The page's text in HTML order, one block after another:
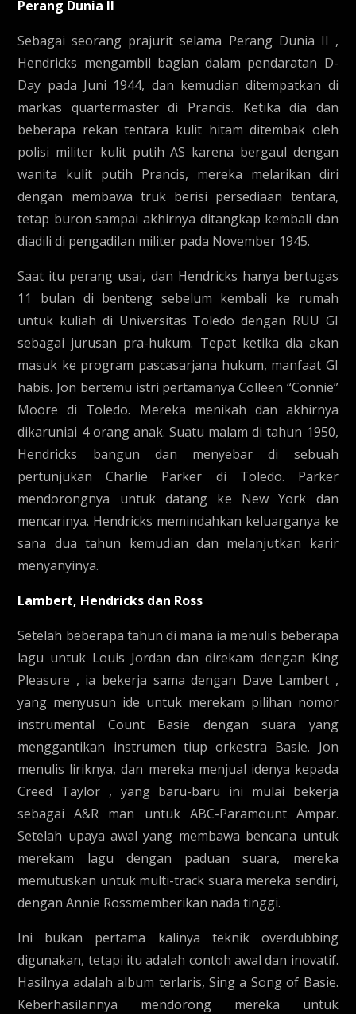
Perang Dunia II
Sebagai seorang prajurit selama Perang Dunia II ,
Hendricks mengambil bagian dalam pendaratan D-
Day pada Juni 1944, dan kemudian ditempatkan di
markas quartermaster di Prancis. Ketika dia dan
beberapa rekan tentara kulit hitam ditembak oleh
polisi militer kulit putih AS karena bergaul dengan
wanita kulit putih Prancis, mereka melarikan diri
dengan membawa truk berisi persediaan tentara,
tetap buron sampai akhirnya ditangkap kembali dan
diadili di pengadilan militer pada November 1945.
Saat itu perang usai, dan Hendricks hanya bertugas
11 bulan di benteng sebelum kembali ke rumah
untuk kuliah di Universitas Toledo dengan RUU GI
sebagai jurusan pra-hukum. Tepat ketika dia akan
masuk ke program pascasarjana hukum, manfaat GI
habis. Jon bertemu istri pertamanya Colleen “Connie”
Moore di Toledo. Mereka menikah dan akhirnya
dikaruniai 4 orang anak. Suatu malam di tahun 1950,
Hendricks bangun dan menyebar di sebuah
pertunjukan Charlie Parker di Toledo. Parker
mendorongnya untuk datang ke New York dan
mencarinya. Hendricks memindahkan keluarganya ke
sana dua tahun kemudian dan melanjutkan karir
menyanyinya.
Lambert, Hendricks dan Ross
Setelah beberapa tahun di mana ia menulis beberapa
lagu untuk Louis Jordan dan direkam dengan King
Pleasure , ia bekerja sama dengan Dave Lambert ,
yang menyusun ide untuk merekam pilihan nomor
instrumental Count Basie dengan suara yang
menggantikan instrumen tiup orkestra Basie. Jon
menulis liriknya, dan mereka menjual idenya kepada
Creed Taylor , yang baru-baru ini mulai bekerja
sebagai A&R man untuk ABC-Paramount Ampar.
Setelah upaya awal yang membawa bencana untuk
merekam lagu dengan paduan suara, mereka
memutuskan untuk multi-track suara mereka sendiri,
dengan Annie Rossmemberikan nada tinggi.
Ini bukan pertama kalinya teknik overdubbing
digunakan, tetapi itu adalah contoh awal dan inovatif.
Hasilnya adalah album terlaris, Sing a Song of Basie.
Keberhasilannya mendorong mereka untuk